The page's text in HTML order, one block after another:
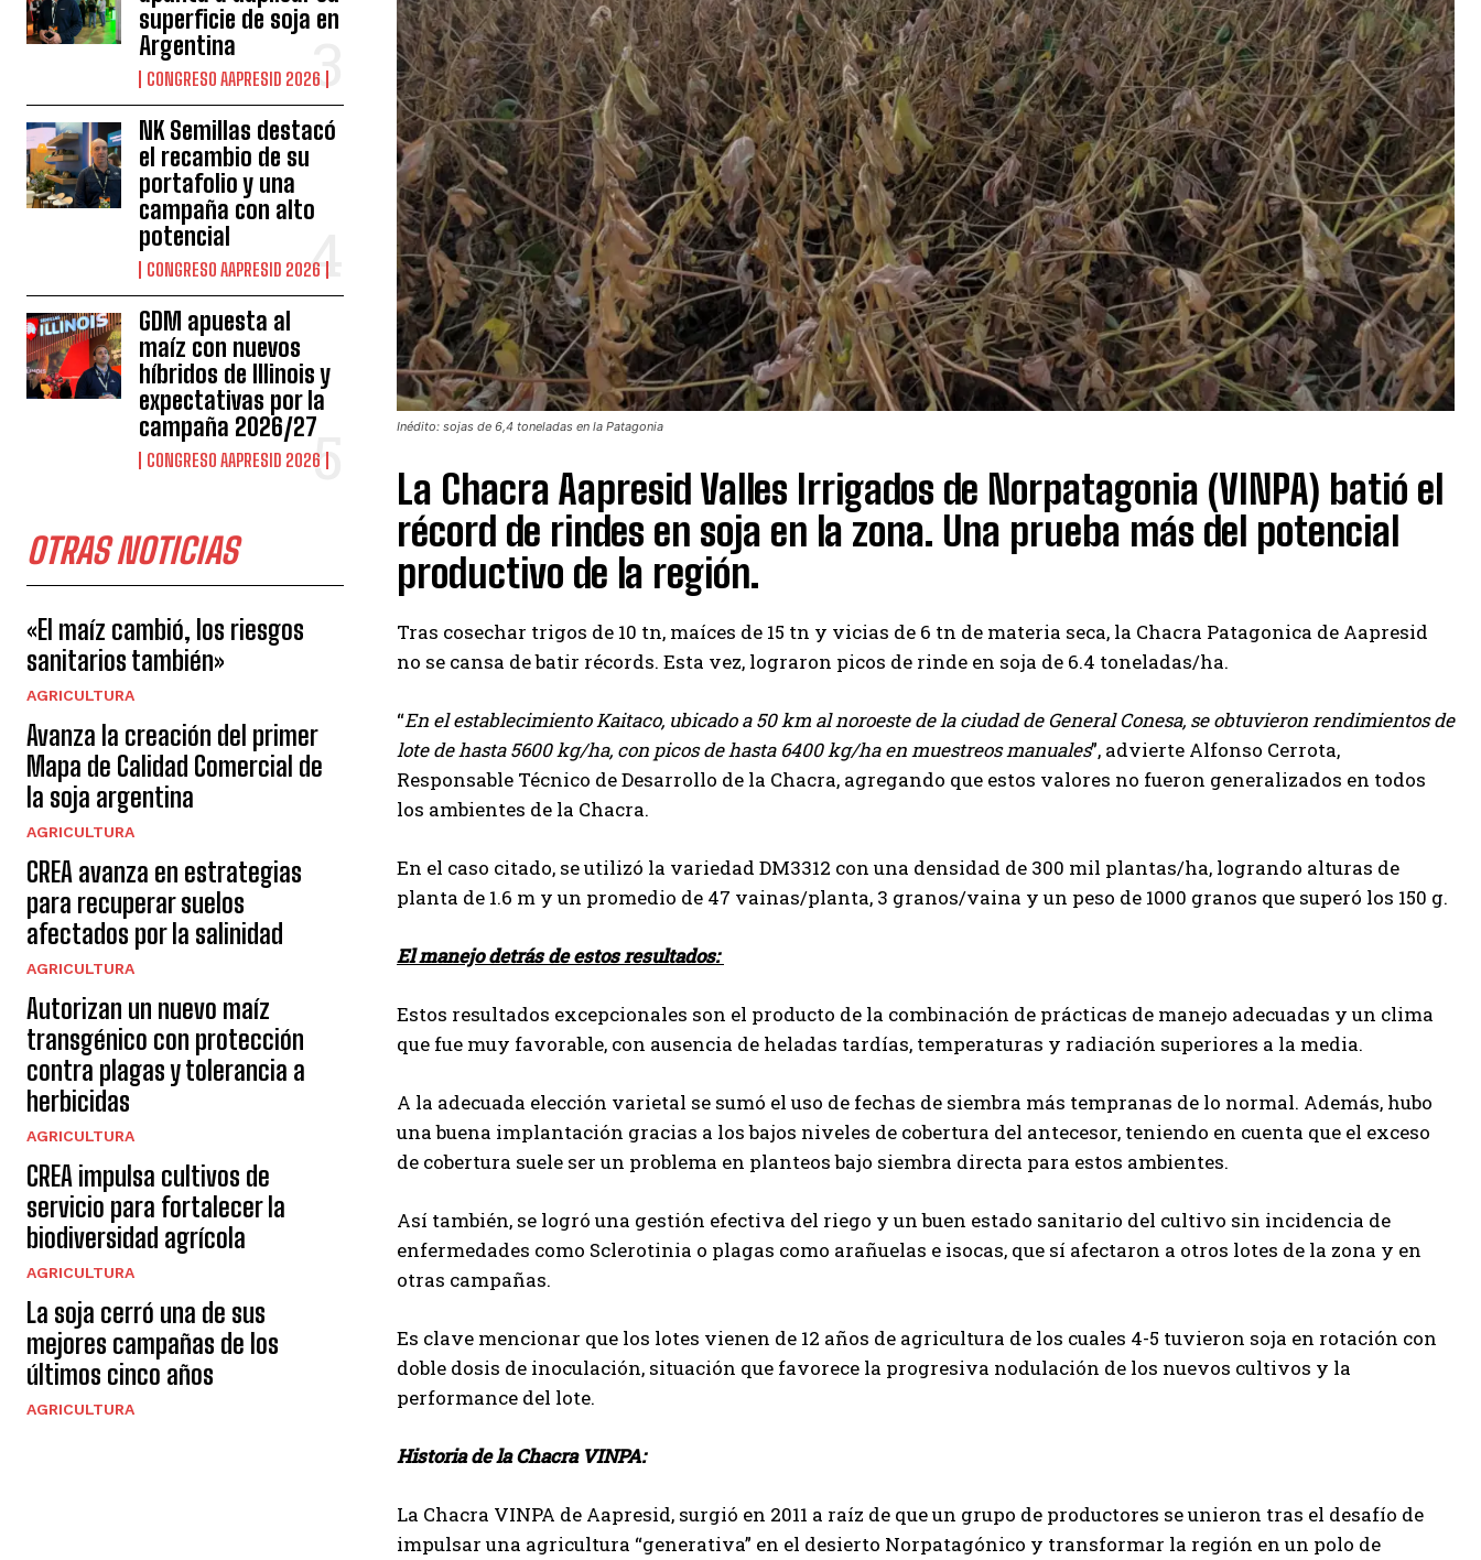
Suscribite al Newsletter
Leí y acepto laPolítica de Privacidad .
superficie de soja en
Argentina
CONGRESO AAPRESID 2026
NK Semillas destacó
el recambio de su
portafolio y una
campaña con alto
potencial
CONGRESO AAPRESID 2026
GDM apuesta al
maíz con nuevos
híbridos de Illinois y
expectativas por la
campaña 2026/27
CONGRESO AAPRESID 2026
OTRAS NOTICIAS
«El maíz cambió, los riesgos
sanitarios también»
AGRICULTURA
Avanza la creación del primer
Mapa de Calidad Comercial de
la soja argentina
AGRICULTURA
CREA avanza en estrategias
para recuperar suelos
afectados por la salinidad
AGRICULTURA
Autorizan un nuevo maíz
transgénico con protección
contra plagas y tolerancia a
herbicidas
AGRICULTURA
CREA impulsa cultivos de
servicio para fortalecer la
biodiversidad agrícola
AGRICULTURA
La soja cerró una de sus
mejores campañas de los
últimos cinco años
AGRICULTURA
Inédito: sojas de 6,4 toneladas en la Patagonia
La Chacra Aapresid Valles Irrigados de Norpatagonia (VINPA) batió el
récord de rindes en soja en la zona. Una prueba más del potencial
productivo de la región.
Tras cosechar trigos de 10 tn, maíces de 15 tn y vicias de 6 tn de materia seca, la Chacra Patagonica de Aapresid
no se cansa de batir récords. Esta vez, lograron picos de rinde en soja de 6.4 toneladas/ha.
“En el establecimiento Kaitaco, ubicado a 50 km al noroeste de la ciudad de General Conesa, se obtuvieron rendimientos de
lote de hasta 5600 kg/ha, con picos de hasta 6400 kg/ha en muestreos manuales”, advierte Alfonso Cerrota,
Responsable Técnico de Desarrollo de la Chacra, agregando que estos valores no fueron generalizados en todos
los ambientes de la Chacra.
En el caso citado, se utilizó la variedad DM3312 con una densidad de 300 mil plantas/ha, logrando alturas de
planta de 1.6 m y un promedio de 47 vainas/planta, 3 granos/vaina y un peso de 1000 granos que superó los 150 g.
El manejo detrás de estos resultados:
Estos resultados excepcionales son el producto de la combinación de prácticas de manejo adecuadas y un clima
que fue muy favorable, con ausencia de heladas tardías, temperaturas y radiación superiores a la media.
A la adecuada elección varietal se sumó el uso de fechas de siembra más tempranas de lo normal. Además, hubo
una buena implantación gracias a los bajos niveles de cobertura del antecesor, teniendo en cuenta que el exceso
de cobertura suele ser un problema en planteos bajo siembra directa para estos ambientes.
Así también, se logró una gestión efectiva del riego y un buen estado sanitario del cultivo sin incidencia de
enfermedades como Sclerotinia o plagas como arañuelas e isocas, que sí afectaron a otros lotes de la zona y en
otras campañas.
Es clave mencionar que los lotes vienen de 12 años de agricultura de los cuales 4-5 tuvieron soja en rotación con
doble dosis de inoculación, situación que favorece la progresiva nodulación de los nuevos cultivos y la
performance del lote.
Historia de la Chacra VINPA:
La Chacra VINPA de Aapresid, surgió en 2011 a raíz de que un grupo de productores se unieron tras el desafío de
impulsar una agricultura “generativa” en el desierto Norpatagónico y transformar la región en un polo de